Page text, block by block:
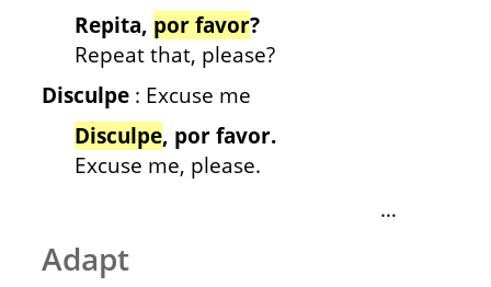
Repita, por favor?
Repeat that, please?
Disculpe : Excuse me
Disculpe, por favor.
Excuse me, please.
…
Adapt